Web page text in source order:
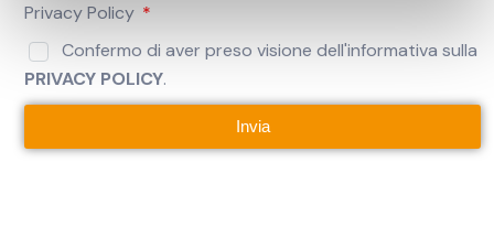
Privacy Policy
Confermo di aver preso visione dell'informativa sulla
PRIVACY POLICY.
Invia